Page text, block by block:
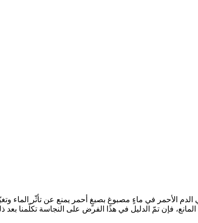
الدم الأحمر في ماءٍ مصبوغٍ بصبغٍ أحمر يمنع عن تأثّر الماء
المانع، فإن تمّ الدليل في هذا الفرض على النجاسة